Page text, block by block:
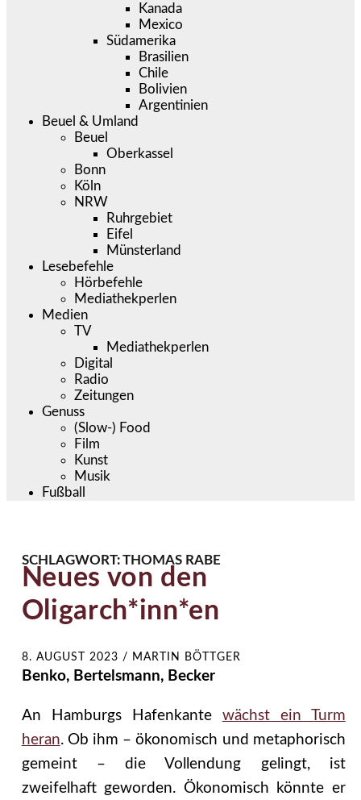
Kanada
Mexico
Südamerika
Brasilien
Chile
Bolivien
Argentinien
Beuel & Umland
Beuel
Oberkassel
Bonn
Köln
NRW
Ruhrgebiet
Eifel
Münsterland
Lesebefehle
Hörbefehle
Mediathekperlen
Medien
TV
Mediathekperlen
Digital
Radio
Zeitungen
Genuss
(Slow-) Food
Film
Kunst
Musik
Fußball
SCHLAGWORT:THOMAS RABE
Neues von den
Oligarch*inn*en
8. AUGUST 2023 / MARTIN BÖTTGER
Benko, Bertelsmann, Becker
An Hamburgs Hafenkante wächst ein Turm
heran. Ob ihm – ökonomisch und metaphorisch
gemeint – die Vollendung gelingt, ist
zweifelhaft geworden. Ökonomisch könnte er